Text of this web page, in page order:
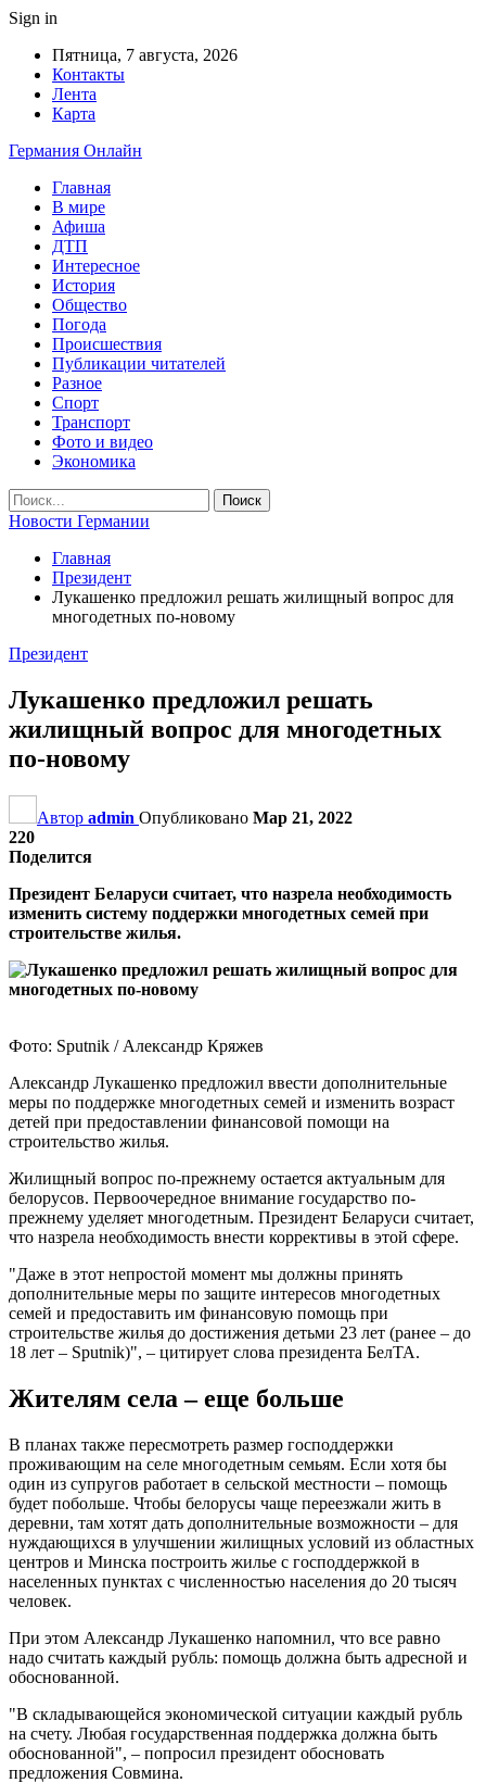
Sign in
Пятница, 7 августа, 2026
Контакты
Лента
Карта
Германия Онлайн
Главная
В мире
Афиша
ДТП
Интересное
История
Общество
Погода
Происшествия
Публикации читателей
Разное
Спорт
Транспорт
Фото и видео
Экономика
Новости Германии
Главная
Президент
Лукашенко предложил решать жилищный вопрос для
многодетных по-новому
Президент
Лукашенко предложил решать
жилищный вопрос для многодетных
по-новому
Автор admin Опубликовано Мар 21, 2022
220
Поделится
Президент Беларуси считает, что назрела необходимость
изменить систему поддержки многодетных семей при
строительстве жилья.
Фото: Sputnik / Александр Кряжев
Александр Лукашенко предложил ввести дополнительные
меры по поддержке многодетных семей и изменить возраст
детей при предоставлении финансовой помощи на
строительство жилья.
Жилищный вопрос по-прежнему остается актуальным для
белорусов. Первоочередное внимание государство по-
прежнему уделяет многодетным. Президент Беларуси считает,
что назрела необходимость внести коррективы в этой сфере.
"Даже в этот непростой момент мы должны принять
дополнительные меры по защите интересов многодетных
семей и предоставить им финансовую помощь при
строительстве жилья до достижения детьми 23 лет (ранее – до
18 лет – Sputnik)", – цитирует слова президента БелТА.
Жителям села – еще больше
В планах также пересмотреть размер господдержки
проживающим на селе многодетным семьям. Если хотя бы
один из супругов работает в сельской местности – помощь
будет побольше. Чтобы белорусы чаще переезжали жить в
деревни, там хотят дать дополнительные возможности – для
нуждающихся в улучшении жилищных условий из областных
центров и Минска построить жилье с господдержкой в
населенных пунктах с численностью населения до 20 тысяч
человек.
При этом Александр Лукашенко напомнил, что все равно
надо считать каждый рубль: помощь должна быть адресной и
обоснованной.
"В складывающейся экономической ситуации каждый рубль
на счету. Любая государственная поддержка должна быть
обоснованной", – попросил президент обосновать
предложения Совмина.